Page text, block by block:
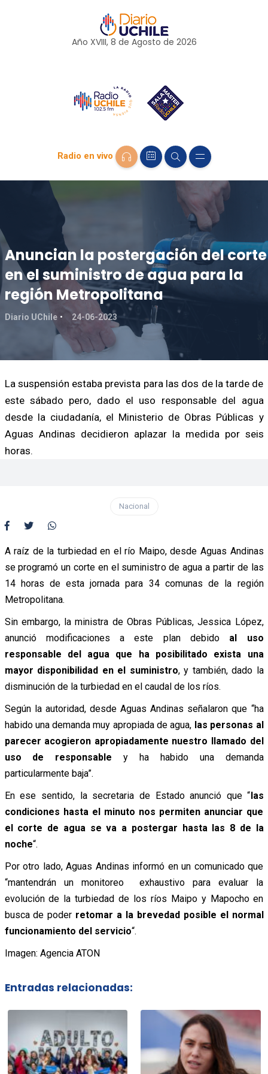
Año XVIII, 8 de Agosto de 2026
Radio en vivo
Anuncian la postergación del corte
en el suministro de agua para la
región Metropolitana
Diario UChile 24-06-2023
La suspensión estaba prevista para las dos de la tarde de
este sábado pero, dado el uso responsable del agua
desde la ciudadanía, el Ministerio de Obras Públicas y
Aguas Andinas decidieron aplazar la medida por seis
horas.
Nacional
A raíz de la turbiedad en el río Maipo, desde Aguas Andinas
se programó un corte en el suministro de agua a partir de las
14 horas de esta jornada para 34 comunas de la región
Metropolitana.
Sin embargo, la ministra de Obras Públicas, Jessica López,
anunció modificaciones a este plan debido al uso
responsable del agua que ha posibilitado exista una
mayor disponibilidad en el suministro, y también, dado la
disminución de la turbiedad en el caudal de los ríos.
Según la autoridad, desde Aguas Andinas señalaron que “ha
habido una demanda muy apropiada de agua, las personas al
parecer acogieron apropiadamente nuestro llamado del
uso de responsable y ha habido una demanda
particularmente baja”.
En ese sentido, la secretaria de Estado anunció que “las
condiciones hasta el minuto nos permiten anunciar que
el corte de agua se va a postergar hasta las 8 de la
noche“.
Por otro lado, Aguas Andinas informó en un comunicado que
“mantendrán un monitoreo exhaustivo para evaluar la
evolución de la turbiedad de los ríos Maipo y Mapocho en
busca de poder retomar a la brevedad posible el normal
funcionamiento del servicio“.
Imagen: Agencia ATON
Entradas relacionadas: